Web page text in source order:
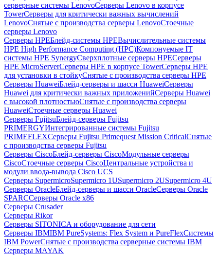
серверные системы LenovoСерверы Lenovo в корпусе
TowerСерверы для критически важных вычислений
LenovoСнятые с производства серверы LenovoСтоечные
серверы Lenovo
Серверы HPEБлейд-системы HPEВычислительные системы
HPE High Performance Computing (HPC)Компонуемые IT
системы HPE SynergyСверхплотные серверы HPEСерверы
HPE MicroServerСерверы HPE в корпусе TowerСерверы HPE
для установки в стойкуСнятые с производства серверы HPE
Серверы HuaweiБлейд-серверы и шасси HuaweiСерверы
Huawei для критически важных приложенийСерверы Huawei
с высокой плотностьюСнятые с производства серверы
HuaweiСтоечные серверы Huawei
Серверы FujitsuБлейд-серверы Fujitsu
PRIMERGYИнтегрированные системы Fujitsu
PRIMEFLEXСерверы Fujitsu Primequest Mission CriticalСнятые
с производства серверы Fujitsu
Серверы CiscoБлейд-серверы CiscoМодульные серверы
CiscoСтоечные серверы CiscoЦентральные устройства и
модули ввода-вывода Cisco UCS
Серверы SupermicroSupermicro 1USupermicro 2USupermicro 4U
Серверы OracleБлейд-серверы и шасси OracleСерверы Oracle
SPARCСерверы Oracle x86
Серверы Crusader
Серверы Rikor
Серверы SITONICA и оборудование для сети
Серверы IBMIBM PureSystems: Flex System и PureFlexСистемы
IBM PowerСнятые с производства серверные системы IBM
Серверы MAYAK